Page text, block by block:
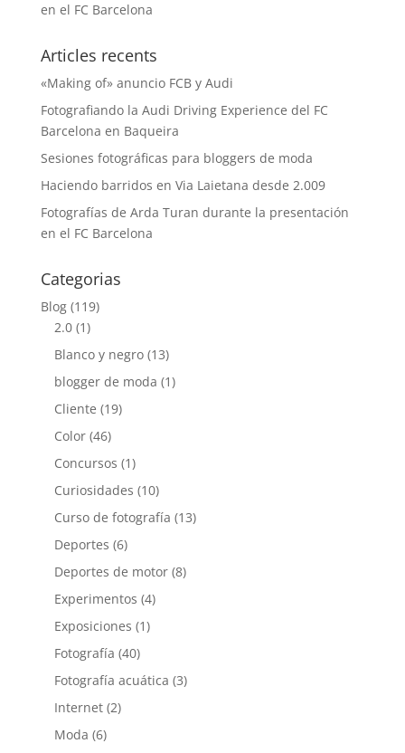
en el FC Barcelona
Articles recents
«Making of» anuncio FCB y Audi
Fotografiando la Audi Driving Experience del FC
Barcelona en Baqueira
Sesiones fotográficas para bloggers de moda
Haciendo barridos en Via Laietana desde 2.009
Fotografías de Arda Turan durante la presentación
en el FC Barcelona
Categorias
Blog(119)
2.0(1)
Blanco y negro(13)
blogger de moda (1)
Cliente (19)
Color(46)
Concursos (1)
Curiosidades (10)
Curso de fotografía (13)
Deportes (6)
Deportes de motor(8)
Experimentos (4)
Exposiciones (1)
Fotografía (40)
Fotografía acuática (3)
Internet(2)
Moda (6)